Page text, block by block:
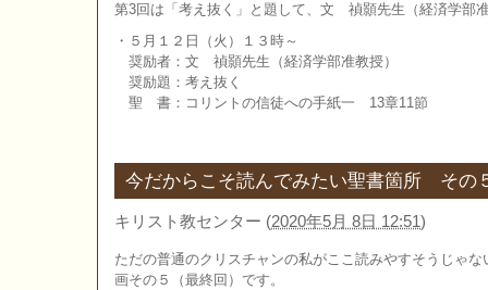
第3回は「考え抜く」と題して、文 禎顥先生（経済学部
・５月１２日（火）１３時～
奨励者：文 禎顥先生（経済学部准教授）
奨励題：考え抜く
聖 書：コリントの信徒への手紙一 13章11節
今だからこそ読んでみたい聖書箇所 その
キリスト教センター (2020年5月 8日 12:51)
ただの普通のクリスチャンの私がここ読みやすそうじゃ
画その５（最終回）です。